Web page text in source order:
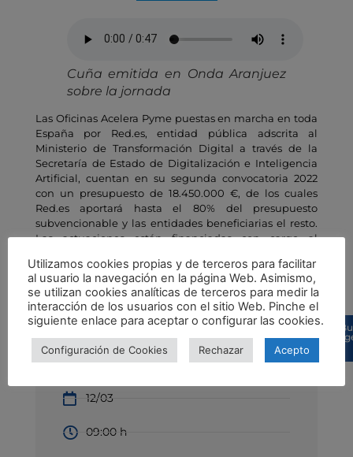
Detalles
Presencial
12/03
09:00 h
Cuña emitida en Onda Aranjuez
sobre la jornada
Las Oficinas Acelera Pyme puestas en marcha en toda
España por Red.es, entidad pública adscrita al
Ministerio de Transformación Digital a través de la
Secretaría de Estado de Digitalización e Inteligencia
Artificial, cuentan en su segunda convocatoria 2022
con un presupuesto de 18.450.000 €, de los cuales
Red.es aportará hasta el 80% del presupuesto
subvencionable y las entidades beneficiarias el resto.
Las actuaciones están financiadas con cargo al
Europeos de Desarrollo Regional (FEDER) del periodo
de programación 2021-2027.
Utilizamos cookies propias y de terceros para facilitar
al usuario la navegación en la página Web. Asimismo,
se utilizan cookies analíticas de terceros para medir la
interacción de los usuarios con el sitio Web. Pinche el
siguiente enlace para aceptar o configurar las cookies.
Configuración de Cookies Rechazar Acepto